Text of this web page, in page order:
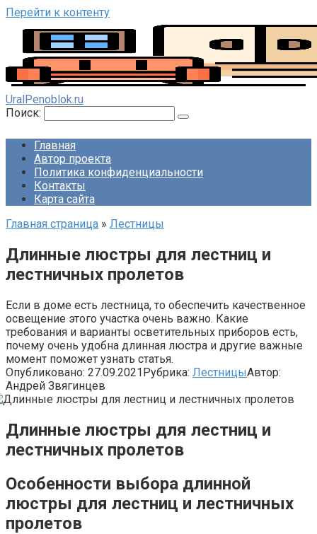
Перейти к контенту
UralPenoblok.ru
Поиск:
Главная
Автор проекта
Политика конфиденциальности
Контакты
Карта сайта
Главная страница » Лестницы
Длинные люстры для лестниц и
лестничных пролетов
Если в доме есть лестница, то обеспечить качественное
освещение этого участка очень важно. Какие
требования и варианты осветительных приборов есть,
почему очень удобна длинная люстра и другие важные
момент поможет узнать статья.
Опубликовано: 27.09.2021Рубрика: ЛестницыАвтор:
Андрей Звягинцев
Длинные люстры для лестниц и
лестничных пролетов
Особенности выбора длинной
люстры для лестниц и лестничных
пролетов